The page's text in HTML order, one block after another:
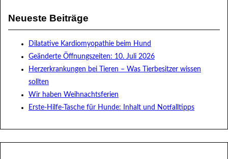
Neueste Beiträge
Dilatative Kardiomyopathie beim Hund
Geänderte Öffnungszeiten: 10. Juli 2026
Herzerkrankungen bei Tieren – Was Tierbesitzer wissen
sollten
Wir haben Weihnachtsferien
Erste-Hilfe-Tasche für Hunde: Inhalt und Notfalltipps